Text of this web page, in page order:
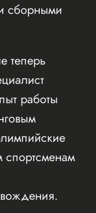
сборными
теперь
работы
спортсменам